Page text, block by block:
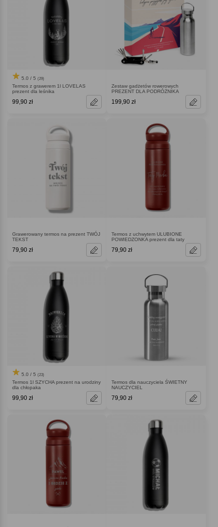
5.0 / 5 (29)
Termos z grawerem 1l LOVELAS
prezent dla leśnika
99,90 zł
Zestaw gadżetów rowerowych
PREZENT DLA PODRÓŻNIKA
199,90 zł
Grawerowany termos na prezent TWÓJ
TEKST
79,90 zł
Termos z uchwytem ULUBIONE
POWIEDZONKA prezent dla taty
79,90 zł
5.0 / 5 (23)
Termos 1l SZYCHA prezent na urodziny
dla chłopaka
99,90 zł
Termos dla nauczyciela ŚWIETNY
NAUCZYCIEL
79,90 zł